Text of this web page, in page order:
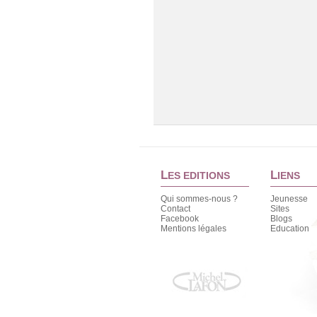
LES EDITIONS
Qui sommes-nous ?
Contact
Facebook
Mentions légales
LIENS
Jeunesse
Sites
Blogs
Education